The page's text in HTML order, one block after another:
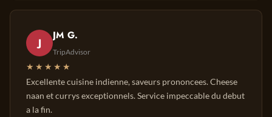
J
JM G.
TripAdvisor
★★★★★
Excellente cuisine indienne, saveurs prononcees. Cheese
naan et currys exceptionnels. Service impeccable du debut
a la fin.